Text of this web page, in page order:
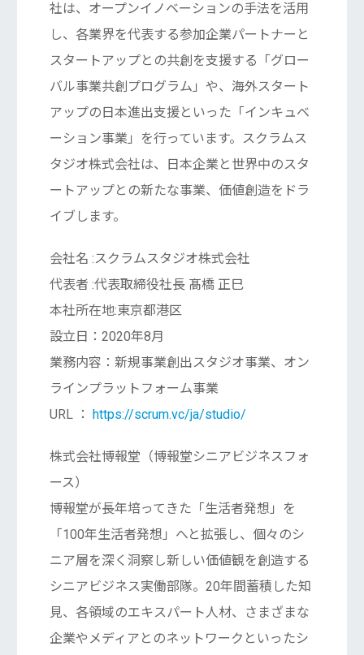
社は、オープンイノベーションの手法を活用
し、各業界を代表する参加企業パートナーと
スタートアップとの共創を支援する「グロー
バル事業共創プログラム」や、海外スタート
アップの日本進出支援といった「インキュベ
ーション事業」を行っています。スクラムス
タジオ株式会社は、日本企業と世界中のスタ
ートアップとの新たな事業、価値創造をドラ
イブします。
会社名 :スクラムスタジオ株式会社
代表者 :代表取締役社長 髙橋 正巳
本社所在地:東京都港区
設立日：2020年8月
業務内容：新規事業創出スタジオ事業、オン
ラインプラットフォーム事業
URL ：
https://scrum.vc/ja/studio/
株式会社博報堂（博報堂シニアビジネスフォ
ース）
博報堂が長年培ってきた「生活者発想」を
「100年生活者発想」へと拡張し、個々のシ
ニア層を深く洞察し新しい価値観を創造する
シニアビジネス実働部隊。20年間蓄積した知
見、各領域のエキスパート人材、さまざまな
企業やメディアとのネットワークといったシ